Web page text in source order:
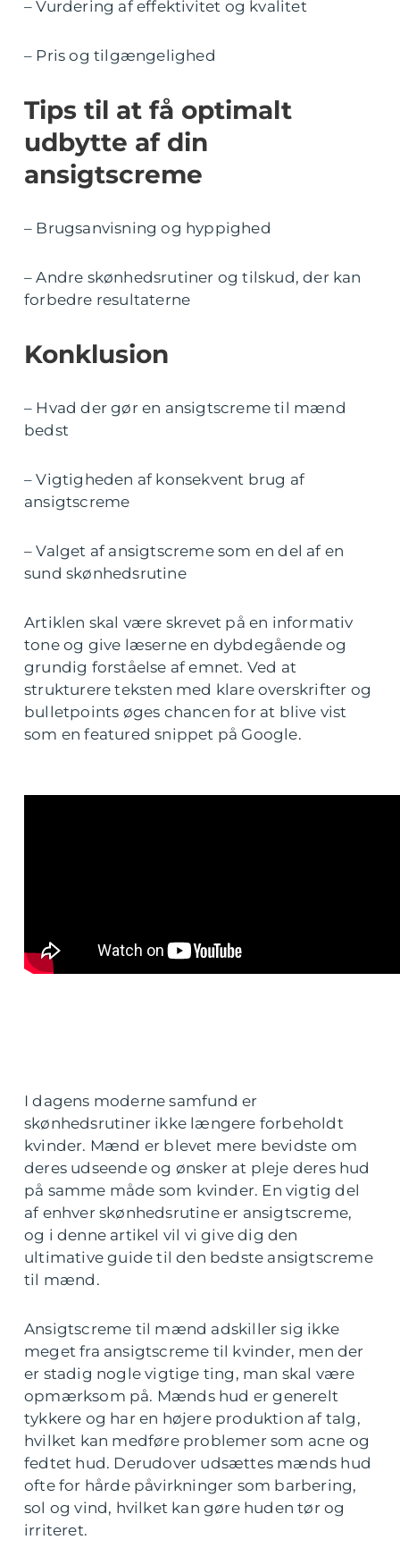
– Vurdering af effektivitet og kvalitet
– Pris og tilgængelighed
Tips til at få optimalt
udbytte af din
ansigtscreme
– Brugsanvisning og hyppighed
– Andre skønhedsrutiner og tilskud, der kan
forbedre resultaterne
Konklusion
– Hvad der gør en ansigtscreme til mænd
bedst
– Vigtigheden af konsekvent brug af
ansigtscreme
– Valget af ansigtscreme som en del af en
sund skønhedsrutine
Artiklen skal være skrevet på en informativ
tone og give læserne en dybdegående og
grundig forståelse af emnet. Ved at
strukturere teksten med klare overskrifter og
bulletpoints øges chancen for at blive vist
som en featured snippet på Google.
I dagens moderne samfund er
skønhedsrutiner ikke længere forbeholdt
kvinder. Mænd er blevet mere bevidste om
deres udseende og ønsker at pleje deres hud
på samme måde som kvinder. En vigtig del
af enhver skønhedsrutine er ansigtscreme,
og i denne artikel vil vi give dig den
ultimative guide til den bedste ansigtscreme
til mænd.
Ansigtscreme til mænd adskiller sig ikke
meget fra ansigtscreme til kvinder, men der
er stadig nogle vigtige ting, man skal være
opmærksom på. Mænds hud er generelt
tykkere og har en højere produktion af talg,
hvilket kan medføre problemer som acne og
fedtet hud. Derudover udsættes mænds hud
ofte for hårde påvirkninger som barbering,
sol og vind, hvilket kan gøre huden tør og
irriteret.